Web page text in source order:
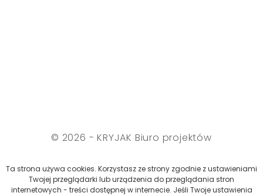
Ta strona używa cookies. Korzystasz ze strony zgodnie z ustawieniami
Twojej przeglądarki lub urządzenia do przeglądania stron
internetowych - treści dostępnej w internecie. Jeśli Twoje ustawienia
© 2026 - KRYJAK Biuro projektów
Polityka cookies
Projekt i wykonanie: